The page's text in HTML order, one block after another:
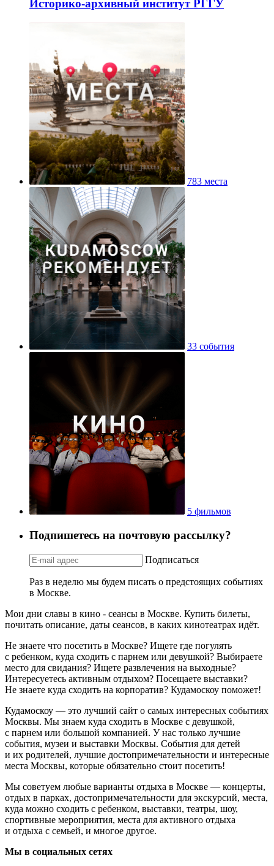
Историко-архивный институт РГГУ
783 места
33 события
5 фильмов
Подпишетесь на почтовую рассылку?
Подписаться
Раз в неделю мы будем писать о предстоящих событиях
в Москве.
Мои дни славы в кино - сеансы в Москве. Купить билеты,
почитать описание, даты сеансов, в каких кинотеатрах идёт.
Не знаете что посетить в Москве? Ищете где погулять
с ребенком, куда сходить с парнем или девушкой? Выбираете
место для свидания? Ищете развлечения на выходные?
Интересуетесь активным отдыхом? Посещаете выставки?
Не знаете куда сходить на корпоратив? Кудамоскоу поможет!
Кудамоскоу — это лучший сайт о самых интересных событиях
Москвы. Мы знаем куда сходить в Москве с девушкой,
с парнем или большой компанией. У нас только лучшие
события, музеи и выставки Москвы. События для детей
и их родителей, лучшие достопримечательности и интересные
места Москвы, которые обязательно стоит посетить!
Мы советуем любые варианты отдыха в Москве — концерты,
отдых в парках, достопримечательности для экскурсий, места,
куда можно сходить с ребенком, выставки, театры, шоу,
спортивные мероприятия, места для активного отдыха
и отдыха с семьей, и многое другое.
Мы в социальных сетях